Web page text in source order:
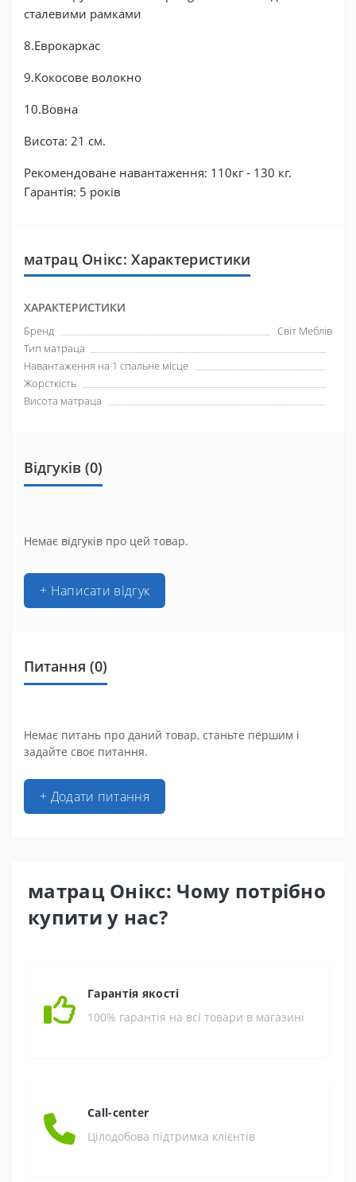
сталевими рамками
8.Еврокаркас
9.Кокосове волокно
10.Вовна
Висота: 21 см.
Рекомендоване навантаження: 110кг - 130 кг.
Гарантія: 5 років
матрац Онікс: Характеристики
ХАРАКТЕРИСТИКИ
Бренд
Світ Меблів
Тип матраца
Навантаження на 1 спальне місце
Жорсткість
Висота матраца
Відгуків (0)
Немає відгуків про цей товар.
+ Написати відгук
Питання (0)
Немає питань про даний товар, станьте першим і
задайте своє питання.
+ Додати питання
матрац Онікс: Чому потрібно
купити у нас?
Гарантія якості
100% гарантія на всі товари в магазині
Call-center
Цілодобова підтримка клієнтів